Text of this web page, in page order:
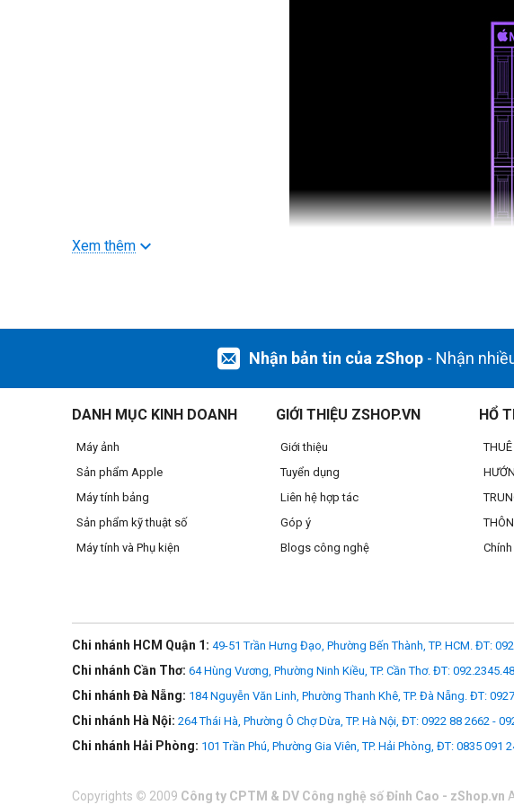
Hiệu năng đồ họa đẳng cấp mới
cứng thế hệ thứ hai giúp kết xuất hình ảnh nhanh hơn, nhờ đó mang đến
để tăng đáng kể mức sử dụng GPU trung bình, qua đó tăng mạnh hiệu năng
Xem thêm
Nhận bản tin của zShop - Nhận
DANH MỤC KINH DOANH
Máy ảnh
Sản phẩm Apple
Máy tính bảng
Sản phẩm kỹ thuật số
Máy tính và Phụ kiện
GIỚI THIỆU ZSHOP.VN
Giới thiệu
Tuyển dụng
Liên hệ hợp tác
Góp ý
Blogs công nghệ
HỔ
Chi nhánh HCM Quận 1: 49-51 Trần Hưng Đạo, Phường Bến Thành, TP. HCM. ĐT:
Chi nhánh Cần Thơ: 64 Hùng Vương, Phường Ninh Kiều, TP. Cần Thơ. ĐT:
Chi nhánh Đà Nẵng: 184 Nguyễn Văn Linh, Phường Thanh Khê, TP. Đà Nẵng. ĐT:
Chi nhánh Hà Nội: 264 Thái Hà, Phường Ô Chợ Dừa, TP. Hà Nội, ĐT: 0922 88 2662 -
Chi nhánh Hải Phòng: 101 Trần Phú, Phường Gia Viên, TP. Hải Phòng, ĐT: 0835 091
Copyrights © 2009 Công ty CPTM & DV Công nghệ số Đỉnh Cao - zShop.vn